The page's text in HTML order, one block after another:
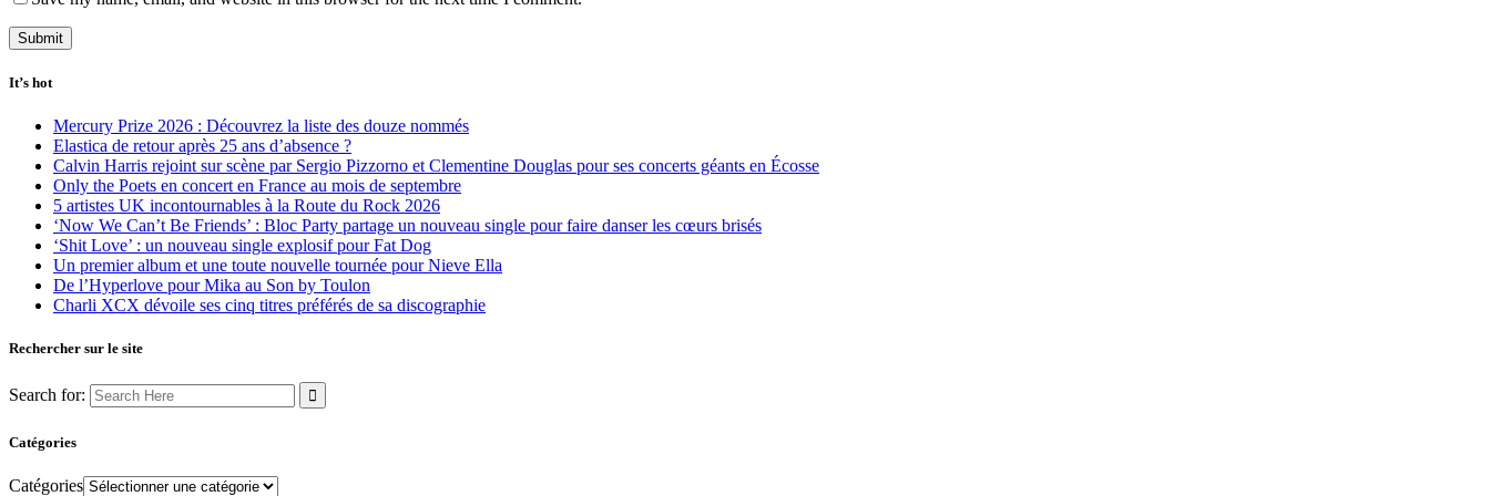
It’s hot
Mercury Prize 2026 : Découvrez la liste des douze nommés
Elastica de retour après 25 ans d’absence ?
Calvin Harris rejoint sur scène par Sergio Pizzorno et Clementine Douglas pour ses concerts géants en Écosse
Only the Poets en concert en France au mois de septembre
5 artistes UK incontournables à la Route du Rock 2026
‘Now We Can’t Be Friends’ : Bloc Party partage un nouveau single pour faire danser les cœurs brisés
‘Shit Love’ : un nouveau single explosif pour Fat Dog
Un premier album et une toute nouvelle tournée pour Nieve Ella
De l’Hyperlove pour Mika au Son by Toulon
Charli XCX dévoile ses cinq titres préférés de sa discographie
Rechercher sur le site
Search for:
Catégories
Catégories